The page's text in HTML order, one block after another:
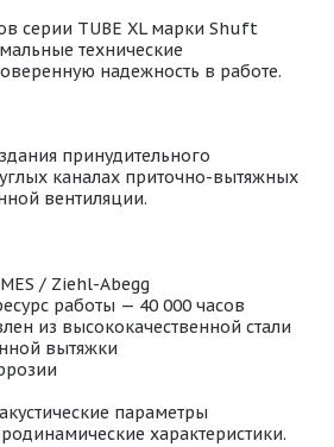
серии TUBE XL марки Shuft
технические
надежность в работе.
принудительного
каналах приточно-вытяжных
вентиляции.
/ Ziehl-Abegg
работы — 40 000 часов
из высококачественной стали
вытяжки
параметры
характеристики.